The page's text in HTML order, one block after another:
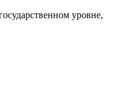
уровне,